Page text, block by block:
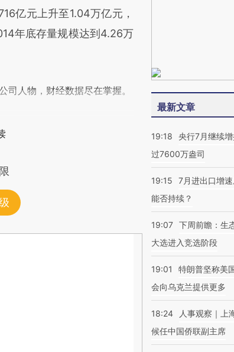
亿元上升至1.04万亿元，
年底存量规模达到4.26万
司人物，财经数据尽在掌握。
最新文章
19:18
央行7月继续
过7600万盎司
19:15
7月进出口增
能否持续？
19:07 下周前瞻：生
大选进入竞选阶段
19:01
特朗普坚称美
会向乌克兰提供更多
18:24
人事观察｜上
候任中国侨联副主席